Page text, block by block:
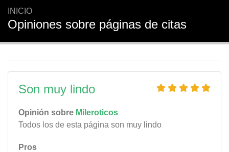
INICIO
Opiniones sobre páginas de citas
Son muy lindo
Opinión sobre Mileroticos
Todos los de esta página son muy lindo
Pros